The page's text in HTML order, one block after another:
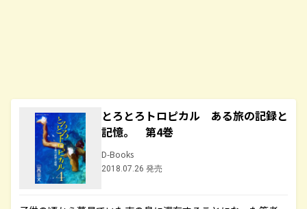
とろとろトロピカル ある旅の記録と
記憶。 第4巻
D-Books
2018.07.26 発売